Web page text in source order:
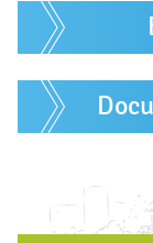
a
i